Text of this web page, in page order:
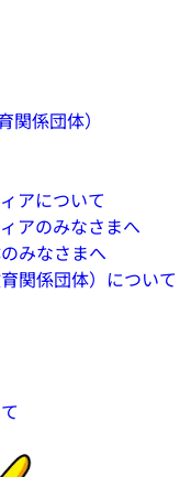
関係団体）
アについて
アのみなさまへ
みなさまへ
関係団体）について